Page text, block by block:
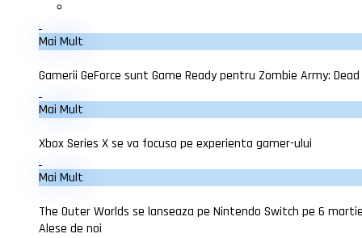
Mai Mult
Gamerii GeForce sunt Game Ready pentru Zombie Army:
Mai Mult
Xbox Series X se va focusa pe experienta gamer-ului
Mai Mult
The Outer Worlds se lanseaza pe Nintendo Switch pe 6
Alese de noi